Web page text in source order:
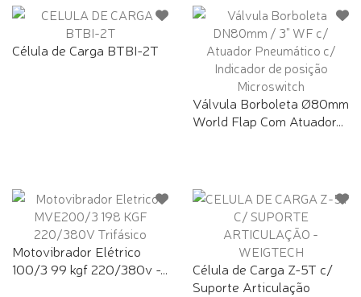
Célula de Carga BTBI-2T
Válvula Borboleta Ø80mm
World Flap Com Atuador...
Motovibrador Elétrico
100/3 99 kgf 220/380v -...
Célula de Carga Z-5T c/
Suporte Articulação